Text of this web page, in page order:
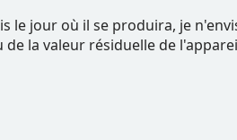
le jour où il se produira, je
la valeur résiduelle de